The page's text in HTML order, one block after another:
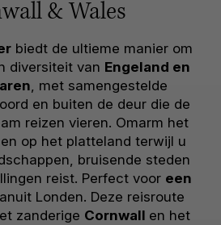
& Wales
biedt de ultieme manier om
diversiteit van Engeland en
, met samengestelde
en buiten de deur die de
reizen vieren. Omarm het
op het platteland terwijl u
bruisende steden
reist. Perfect voor een
Londen. Deze reisroute
zanderige Cornwall en het